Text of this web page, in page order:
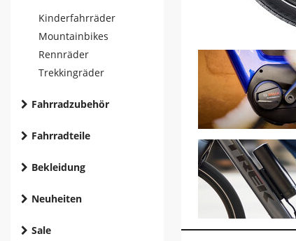
Kinderfahrräder
Mountainbikes
Rennräder
Trekkingräder
Fahrradzubehör
Fahrradteile
Bekleidung
Neuheiten
Sale